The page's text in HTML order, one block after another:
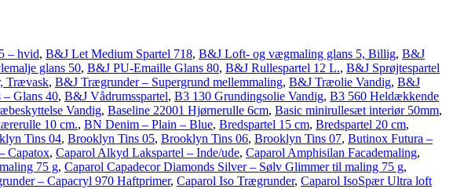
– hvid, B&J Let Medium Spartel 718, B&J Loft- og vægmaling glans 5, Billig, B&J
glans 50, B&J PU-Emaille Glans 80, B&J Rullespartel 12 L., B&J Sprøjtespartel
Trævask, B&J Trægrunder – Supergrund mellemmaling, B&J Træolie Vandig, B&J
Glans 40, B&J Vådrumsspartel, B3 130 Grundingsolie Vandig, B3 560 Heldækkende
Vandig, Baseline 22001 Hjørnerulle 6cm, Basic minirullesæt interiør 50mm,
10 cm., BN Denim – Plain – Blue, Bredspartel 15 cm, Bredspartel 20 cm,
Tins 04, Brooklyn Tins 05, Brooklyn Tins 06, Brooklyn Tins 07, Butinox Futura –
Capatox, Caparol Alkyd Lakspartel – Inde/ude, Caparol Amphisilan Facademaling,
75 g, Caparol Capadecor Diamonds Silver – Sølv Glimmer til maling 75 g,
– Capacryl 970 Haftprimer, Caparol Iso Trægrunder, Caparol IsoSpær Ultra loft